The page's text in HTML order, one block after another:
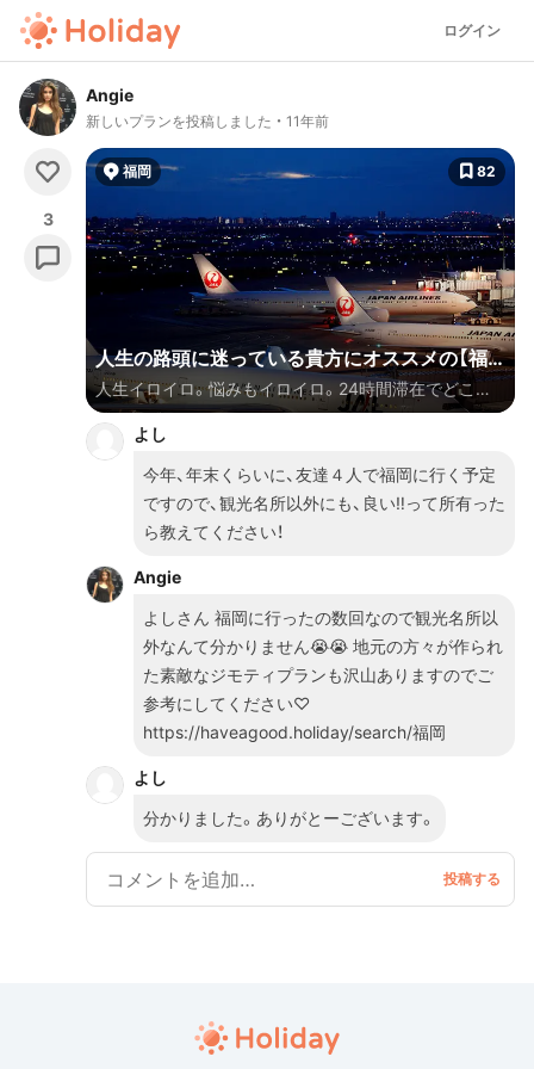
ログイン
Angie
新しいプランを投稿しました 11年前
3
福岡 82
人生の路頭に迷っている貴方にオススメの【福
岡/糸島】24時間波乱万丈の旅♥︎
人生イロイロ。悩みもイロイロ。24時間滞在でどこま
で回れるか。お金で時間を買うのもありですが、出来る
限り、電車、バスを乗り継いで行きましょう。どーして
も間に合わない場合は、ドラえもんに頼んじゃいましょ
うね♡
よし
今年、年末くらいに、友達４人で福岡に行く予定
ですので、観光名所以外にも、良い‼️って所有った
ら教えてください！
Angie
よしさん 福岡に行ったの数回なので観光名所以
外なんて分かりません😭😭 地元の方々が作られ
た素敵なジモティプランも沢山ありますのでご
参考にしてください♡
https://haveagood.holiday/search/福岡
よし
分かりました。ありがとーございます。